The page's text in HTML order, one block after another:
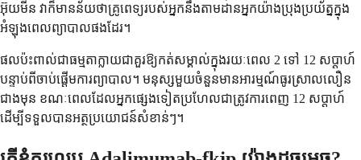
អ៊ុយមីន វាក៏មានន័យថាគ្រូពេទ្យរបស់អ្នកនឹងតាមដានអ្នកយ៉ាងប្រុងប្រយ័ត្នក្នុង
អំឡុងពេលព្យាបាលផងដែរ។
ផលប៉ះពាល់ជាធម្មតាក្លាយជាគួរឱ្យកត់សម្គាល់ក្នុងរយៈពេល 2 ទៅ 12 សប្តាហ៍
បន្ទាប់ពីចាប់ផ្តើមការព្យាបាល។ មនុស្សមួយចំនួនមានអារម្មណ៍ធូរស្រាលលឿន
ជាងមុន ខណៈពេលដែលអ្នកផ្សេងទៀតប្រហែលជាត្រូវការពេញ 12 សប្តាហ៍
ដើម្បីទទួលបានអត្ថប្រយោជន៍សំខាន់ៗ។